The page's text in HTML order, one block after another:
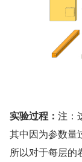
实验过程： 注：
其中因为参数量
所以对于每层的